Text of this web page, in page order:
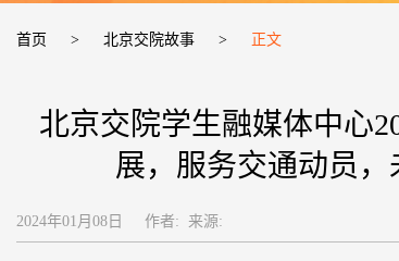
首页 > 北京交院故事 > 正文
北京交院学生融媒体中心
展，服务交通动员，
2024年01月08日 作者: 来源: